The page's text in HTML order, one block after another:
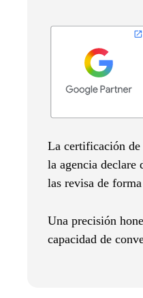
La certificación de
la agencia declare
las revisa de
Una precisión
capacidad de